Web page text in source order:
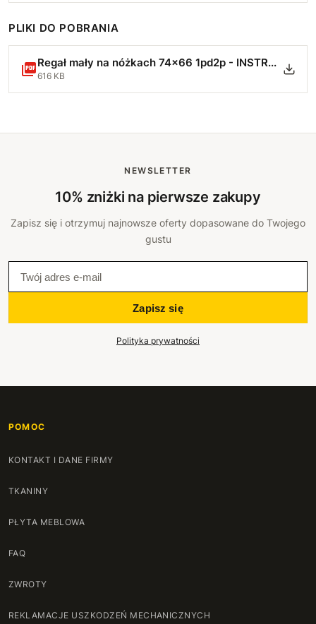
PLIKI DO POBRANIA
Regał mały na nóżkach 74x66 1pd2p - INSTRUKCJA MONTAŻU.pdf
616 KB
NEWSLETTER
10% zniżki na pierwsze zakupy
Zapisz się i otrzymuj najnowsze oferty dopasowane do Twojego
gustu
Zapisz się
Polityka prywatności
POMOC
KONTAKT I DANE FIRMY
TKANINY
PŁYTA MEBLOWA
FAQ
ZWROTY
REKLAMACJE USZKODZEŃ MECHANICZNYCH